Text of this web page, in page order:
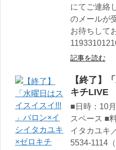
にてご連絡
のメールが
お待ちして
記事を読む
【終了】
キチLIVE
■日時：10
スペース ■
イタカユキ
5534-1114